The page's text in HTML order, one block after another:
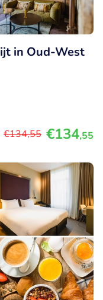
in Oud-West
€134,55 €134,55